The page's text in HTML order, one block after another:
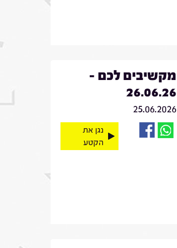
מקשיבים לכם -
26.06.26
25.06.2026
נגן את
הקטע